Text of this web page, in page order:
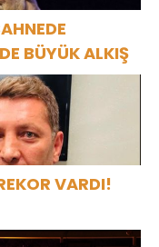
BÜYÜK ALKIŞ
VARDI!